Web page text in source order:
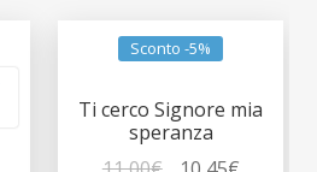
Sconto -5%
Ti cerco Signore mia
speranza